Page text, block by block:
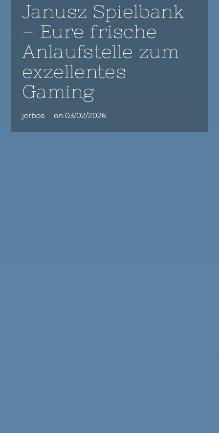
Janusz Spielbank
– Eure frische
Anlaufstelle zum
exzellentes
Gaming
jerboa on 03/02/2026